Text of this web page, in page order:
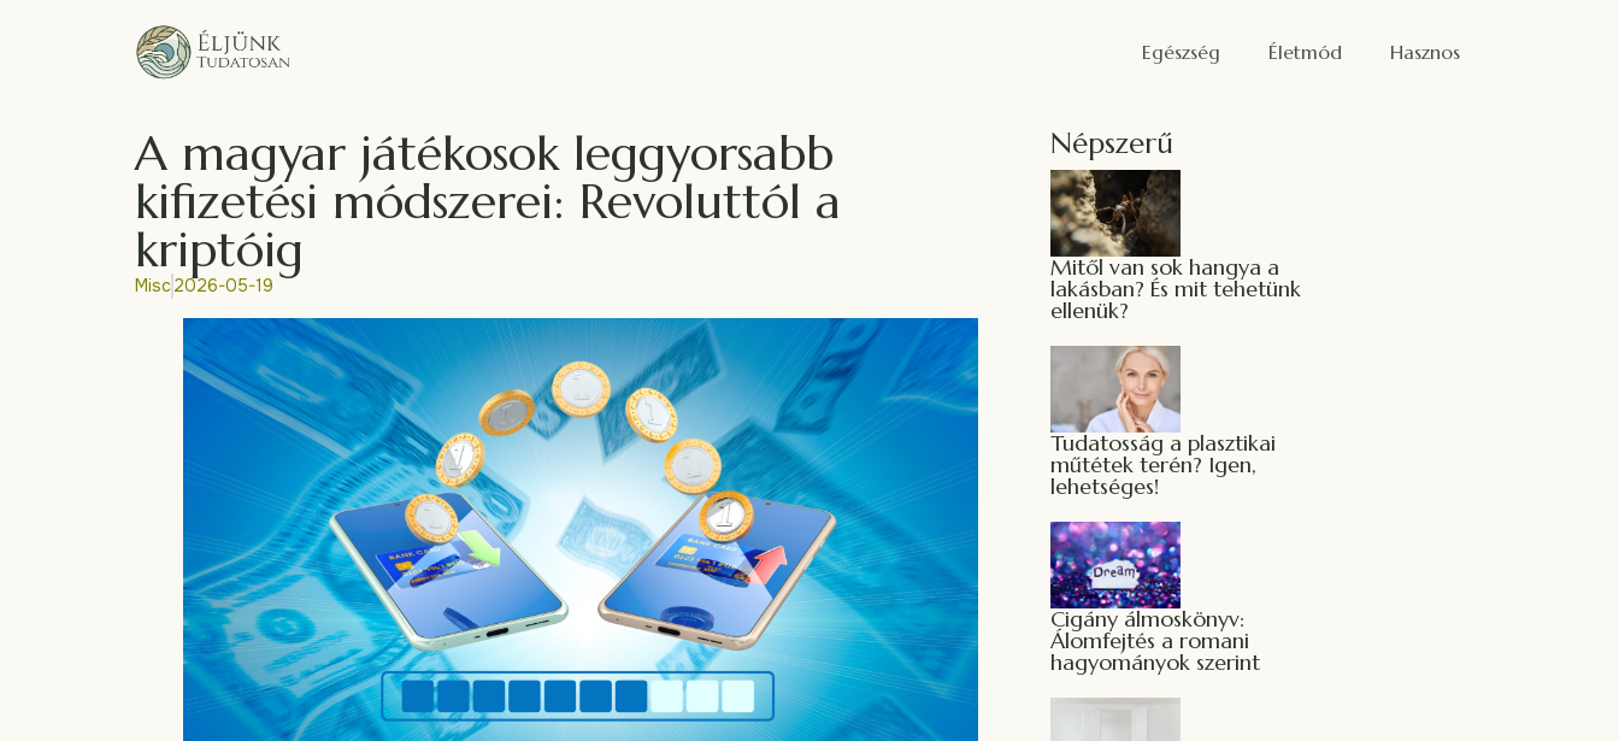
Egészség Életmód Hasznos
A magyar játékosok leggyorsabb
kifizetési módszerei: Revoluttól a
kriptóig
Misc 2026-05-19
Népszerű
Mitől van sok hangya a
lakásban? És mit tehetünk
ellenük?
Tudatosság a plasztikai
műtétek terén? Igen,
lehetséges!
Cigány álmoskönyv:
Álomfejtés a romani
hagyományok szerint